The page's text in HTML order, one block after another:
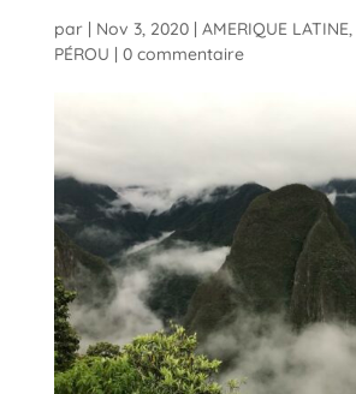
par Nov 3, 2020| AMERIQUE LATINE,
PÉROU
0 commentaire